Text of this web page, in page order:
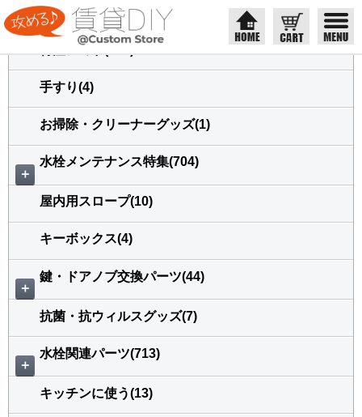
商品カテゴリ
特注アミド(228)
手すり(4)
お掃除・クリーナーグッズ(1)
＋
水栓メンテナンス特集(704)
屋内用スロープ(10)
キーボックス(4)
＋
鍵・ドアノブ交換パーツ(44)
抗菌・抗ウィルスグッズ(7)
＋
水栓関連パーツ(713)
キッチンに使う(13)